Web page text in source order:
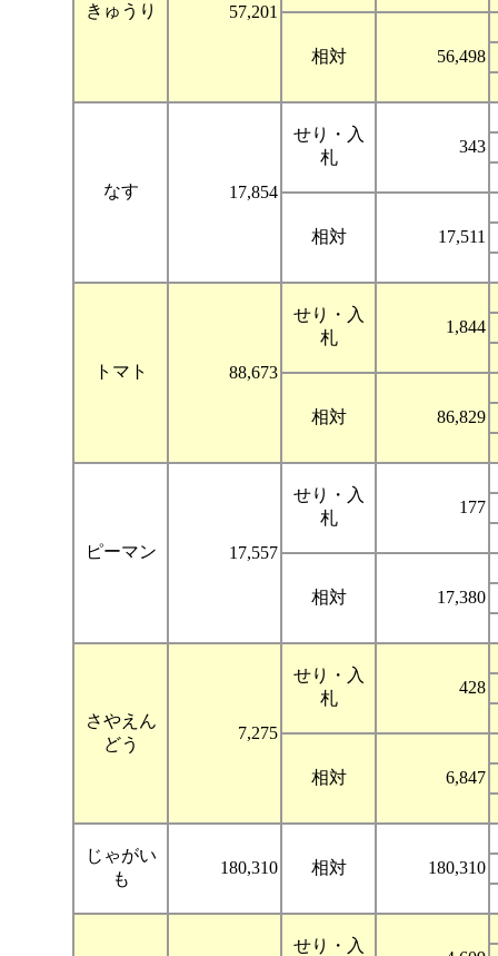
きゅうり 57,201
相対 56,498
なす 17,854
せり・入
札
343
相対 17,511
トマト 88,673
せり・入
札
1,844
相対 86,829
ピーマン 17,557
せり・入
札
177
相対 17,380
さやえん
どう
7,275
せり・入
札
428
相対 6,847
じゃがい
も
180,310 相対 180,310
せり・入